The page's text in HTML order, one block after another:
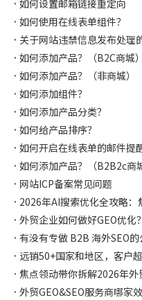
如何设置邮箱链接重定向
如何使用在线表单组件？
关于网站违禁信息发布处理
如何添加产品？（B2C商城）
如何添加产品？（非商城）
如何添加组件？
如何添加产品分类？
如何给产品排序？
如何开启在线表单的邮件提
如何添加产品？（B2B2c商城
网站ICP备案常见问题
有没有专做 B2B 海外SEO的
外贸GEO&SEO服务商哪家